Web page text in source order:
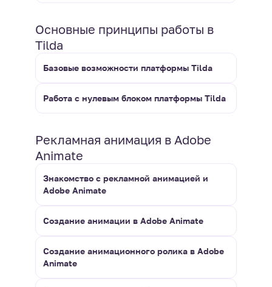
Основные принципы работы в
Tilda
Базовые возможности платформы Tilda
Работа с нулевым блоком платформы Tilda
Рекламная анимация в Adobe
Animate
Знакомство с рекламной анимацией и
Adobe Animate
Создание анимации в Adobe Animate
Создание анимационного ролика в Adobe
Animate